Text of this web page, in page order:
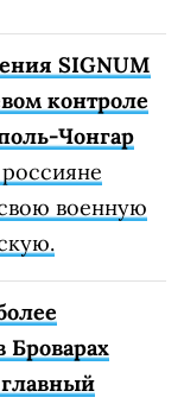
SIGNUM
контроле
Чонгар
военную
Броварах